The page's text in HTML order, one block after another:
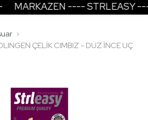
MARKAZEN ---- STRLEASY
ÇELİK CIMBIZ - DÜZ İNCE UÇ